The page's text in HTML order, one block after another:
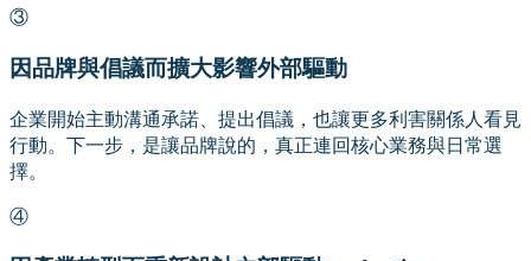
③
因品牌與倡議而擴大影響外部驅動
企業開始主動溝通承諾、提出倡議，也讓更多利害關係人看見
行動。下一步，是讓品牌說的，真正連回核心業務與日常選
擇。
④